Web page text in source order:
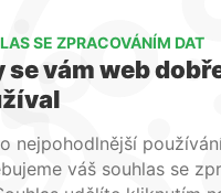
SE ZPRACOVÁNÍM DAT
se vám web
nejpohodlnější
váš souhlas se